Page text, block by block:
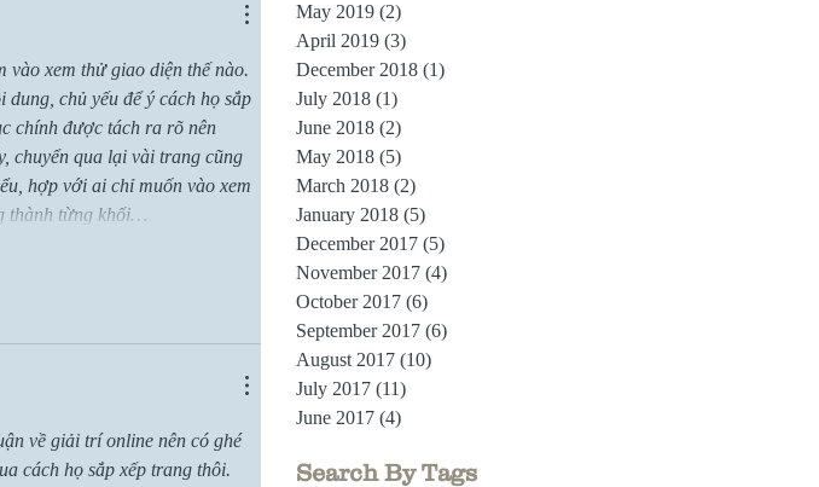
xem thử giao diện thế nào.
chủ yếu để ý cách họ sắp
chính được tách ra rõ nên
chuyển qua lại vài trang cũng
hợp với ai chỉ muốn vào xem
thành từng khối…
về giải trí online nên có ghé
cách họ sắp xếp trang thôi.
May 2019 (2)
April 2019 (3)
December 2018 (1)
July 2018 (1)
June 2018 (2)
May 2018 (5)
March 2018 (2)
January 2018 (5)
December 2017 (5)
November 2017 (4)
October 2017 (6)
September 2017 (6)
August 2017 (10)
July 2017 (11)
June 2017 (4)
Search By Tags